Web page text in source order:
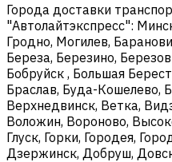
Города доставки
"Автолайтэкспресс":
Гродно, Могилев,
Береза, Березино,
Бобруйск , Большая
Браслав, Буда-Кошелево,
Верхнедвинск, Ветка,
Воложин, Вороново,
Глуск, Горки, Городея,
Дзержинск, Добруш,